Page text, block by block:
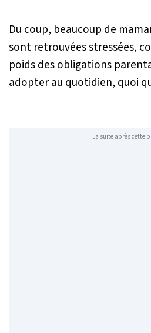
Du coup, beaucoup de
sont retrouvées stressées,
poids des obligations
adopter au quotidien, quoi
La suite après cette